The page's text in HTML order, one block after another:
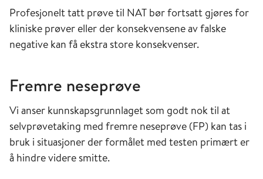
Profesjonelt tatt prøve til NAT bør fortsatt gjøres for
kliniske prøver eller der konsekvensene av falske
negative kan få ekstra store konsekvenser.
Fremre neseprøve
Vi anser kunnskapsgrunnlaget som godt nok til at
selvprøvetaking med fremre neseprøve (FP) kan tas i
bruk i situasjoner der formålet med testen primært er
å hindre videre smitte.